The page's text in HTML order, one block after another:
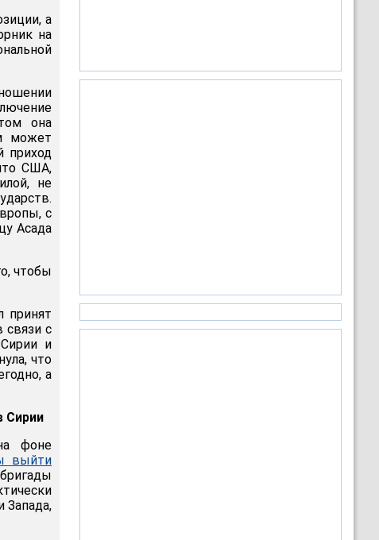
а
на
она
может
приход
США,
не
с
Асада
чтобы
принят
связи с
и
что
а
Сирии
фоне
выйти
Запада,